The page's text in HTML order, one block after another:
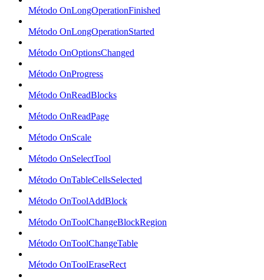
Método OnLongOperationFinished
Método OnLongOperationStarted
Método OnOptionsChanged
Método OnProgress
Método OnReadBlocks
Método OnReadPage
Método OnScale
Método OnSelectTool
Método OnTableCellsSelected
Método OnToolAddBlock
Método OnToolChangeBlockRegion
Método OnToolChangeTable
Método OnToolEraseRect